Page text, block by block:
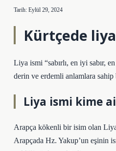
Tarih: Eylül 29, 2024
Kürtçede
Liya ismi “sabırlı, en iyi sabır,
derin ve erdemli anlamlara
Liya ismi kime
Arapça kökenli bir isim olan
Arapçada Hz. Yakup’un eşinin